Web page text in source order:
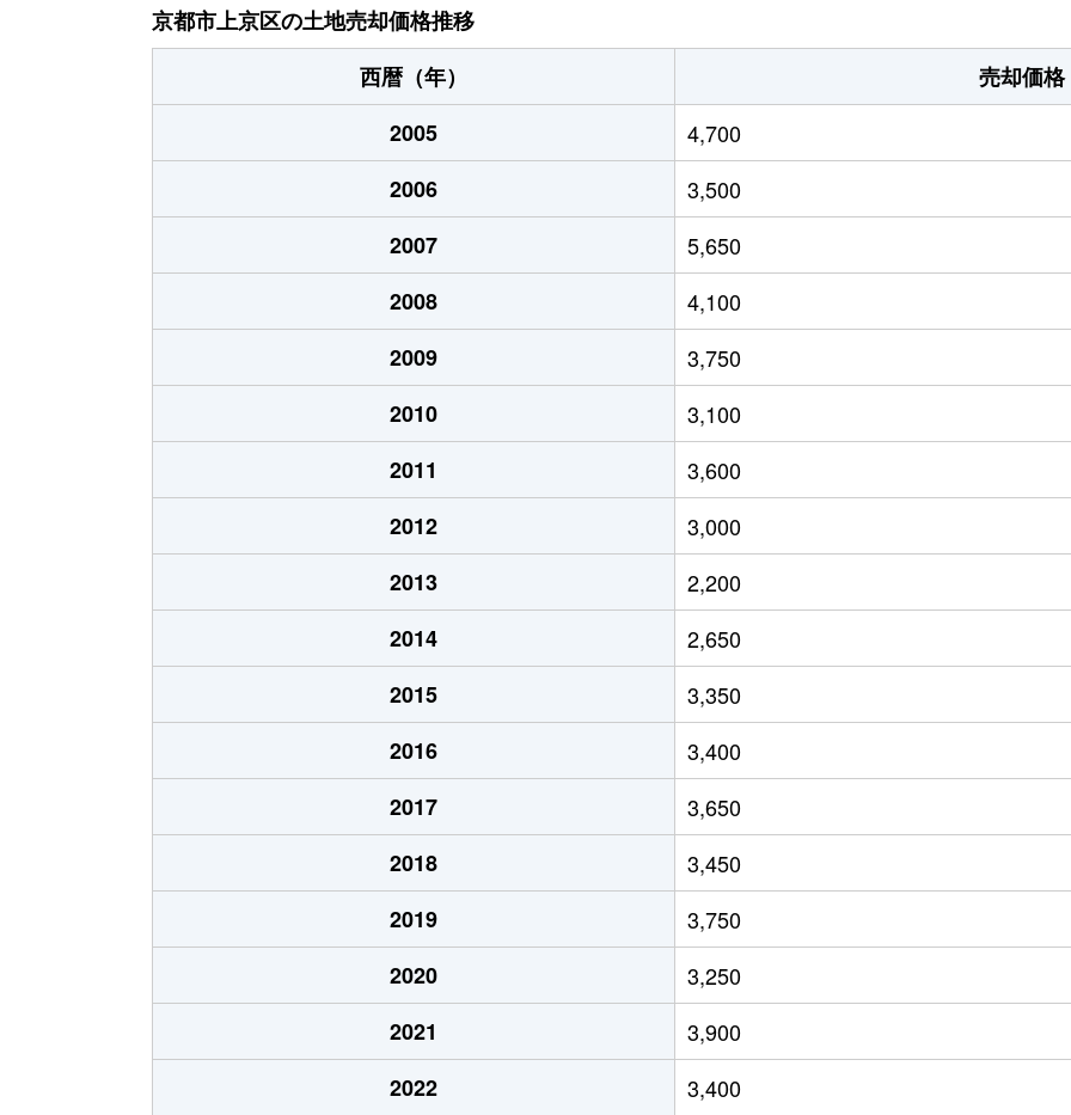
成逸学区
2,500万円 鞍馬口 徒歩14分 60m²
成逸学区
1,800万円 鞍馬口 徒歩14分 50m²
正親学区
4,600万円 今出川 徒歩21分 140m²
正親学区
28,000万円 今出川 徒歩20分 510m²
正親学区
1,500万円 二条 徒歩18分 50m²
出水学区
8,200万円 二条城前 徒歩18分 230m²
出水学区
1,700万円 二条城前 徒歩18分 40m²
4,300万円
3,800万円
2,100万円
1,800万円
13,000万円
京都市上京区の土地売却価格推移
西暦（年）
売却価格
2005
4,700
2006
3,500
2007
5,650
2008
4,100
2009
3,750
2010
3,100
2011
3,600
2012
3,000
2013
2,200
2014
2,650
2015
3,350
2016
3,400
2017
3,650
2018
3,450
2019
3,750
2020
3,250
2021
3,900
2022
3,400